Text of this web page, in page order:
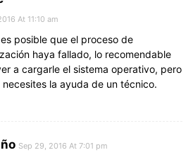
At 11:10 am
posible que el proceso de
haya fallado, lo recomendable
a cargarle el sistema operativo, pero
la ayuda de un técnico.
Sep 29, 2016 At 7:01 pm